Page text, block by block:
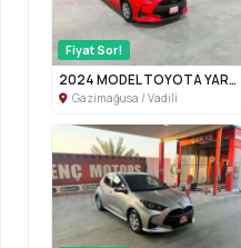
Fiyat Sor!
2024 MODEL TOYOTA YARİS
Gazimağusa / Vadili